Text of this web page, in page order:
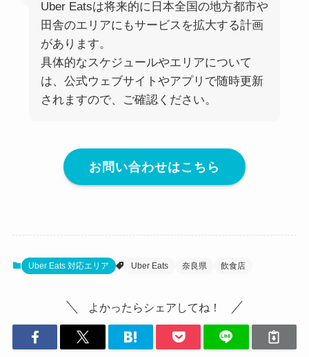
Uber Eatsは将来的に日本全国の地方都市や
田舎のエリアにもサービスを拡大する計画
があります。
具体的なスケジュールやエリアについて
は、公式ウェブサイトやアプリで随時更新
されますので、ご確認ください。
お問い合わせはこちら
Uber Eats 対応エリア Uber Eats 奈良県 飲食店
よかったらシェアしてね！